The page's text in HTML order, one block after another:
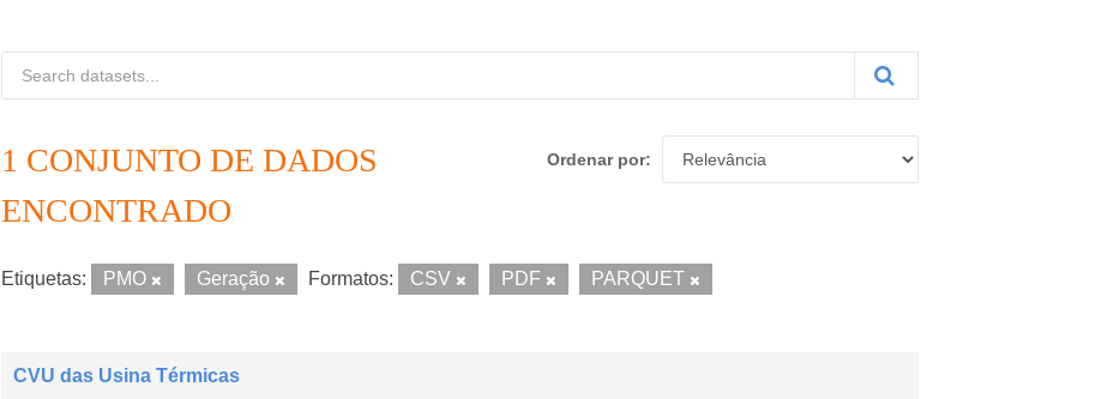
Ordenar por
1 CONJUNTO DE DADOS
ENCONTRADO
Etiquetas: PMO Geração Formatos: CSV PDF PARQUET
CVU das Usina Térmicas